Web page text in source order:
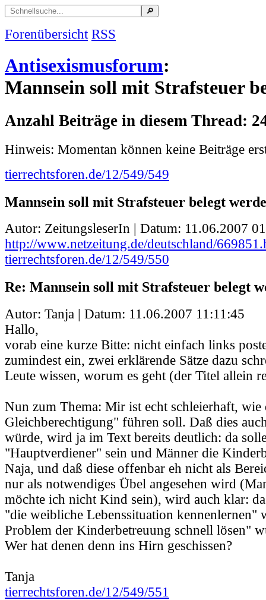
Forenübersicht RSS
Antisexismusforum:
Mannsein soll mit Strafsteuer
Anzahl Beiträge in diesem Thread:
Hinweis: Momentan können keine Beiträge
tierrechtsforen.de/12/549/549
Mannsein soll mit Strafsteuer belegt
Autor: ZeitungsleserIn | Datum: 11.06.2007
http://www.netzeitung.de/deutschland/
tierrechtsforen.de/12/549/550
Re: Mannsein soll mit Strafsteuer belegt
Autor: Tanja | Datum: 11.06.2007 11:11:45
Hallo,
vorab eine kurze Bitte: nicht einfach links
zumindest ein, zwei erklärende Sätze dazu
Leute wissen, worum es geht (der Titel allein
Nun zum Thema: Mir ist echt schleierhaft, wie
Gleichberechtigung" führen soll. Daß dies
würde, wird ja im Text bereits deutlich: da
"Hauptverdiener" sein und Männer die
Naja, und daß diese offenbar eh nicht als
nur als notwendiges Übel angesehen wird
möchte ich nicht Kind sein), wird auch klar:
"die weibliche Lebenssituation kennenlernen"
Problem der Kinderbetreuung schnell lösen"
Wer hat denen denn ins Hirn geschissen?
Tanja
tierrechtsforen.de/12/549/551